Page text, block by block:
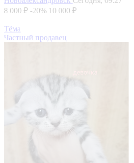
8 000 ₽ -20% 10 000 ₽
Тёма
Частный продавец